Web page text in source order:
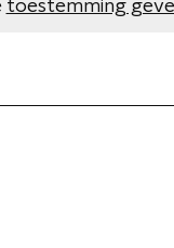
toestemming